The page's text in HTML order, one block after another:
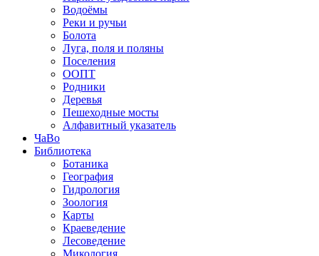
Водоёмы
Реки и ручьи
Болота
Луга, поля и поляны
Поселения
ООПТ
Родники
Деревья
Пешеходные мосты
Алфавитный указатель
ЧаВо
Библиотека
Ботаника
География
Гидрология
Зоология
Карты
Краеведение
Лесоведение
Микология